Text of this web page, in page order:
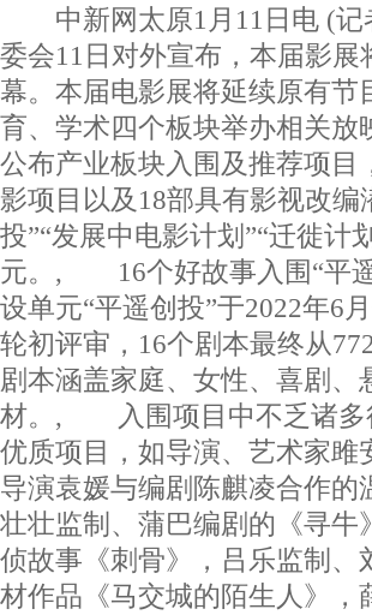
中新网太原1月11日电 (记
委会11日对外宣布，本届影
幕。本届电影展将延续原有
育、学术四个板块举办相关
公布产业板块入围及推荐项目
影项目以及18部具有影视改
投”“发展中电影计划”“迁徙计
元。, 16个好故事入围“平
设单元“平遥创投”于2022年6
轮初评审，16个剧本最终从
剧本涵盖家庭、女性、喜剧
材。, 入围项目中不乏诸多
优质项目，如导演、艺术家
导演袁媛与编剧陈麒凌合作
壮壮监制、蒲巴编剧的《寻
侦故事《刺骨》，吕乐监制
材作品《马交城的陌生人》